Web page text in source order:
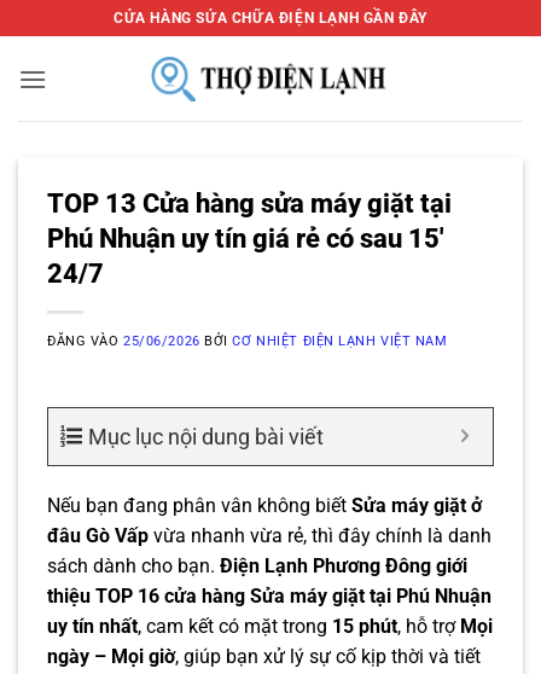
qua
nội
CỬA HÀNG SỬA CHỮA ĐIỆN LẠNH GẦN ĐÂY
TOP 13 Cửa hàng sửa máy giặt tại
Phú Nhuận uy tín giá rẻ có sau 15′
24/7
ĐĂNG VÀO25/06/2026 BỞICƠ NHIỆT ĐIỆN LẠNH VIỆT NAM
Mục lục nội dung bài viết
Nếu bạn đang phân vân không biết Sửa máy giặt ở
đâu Gò Vấp vừa nhanh vừa rẻ, thì đây chính là danh
sách dành cho bạn. Điện Lạnh Phương Đông giới
thiệu TOP 16 cửa hàng Sửa máy giặt tại Phú Nhuận
uy tín nhất, cam kết có mặt trong 15 phút, hỗ trợ Mọi
ngày – Mọi giờ, giúp bạn xử lý sự cố kịp thời và tiết